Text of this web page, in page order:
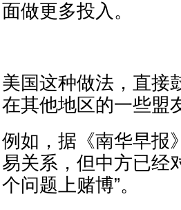
面做更多投入。
美国这种做法，直接
在其他地区的一些盟
例如，据《南华早报
易关系，但中方已经
个问题上赌博”。